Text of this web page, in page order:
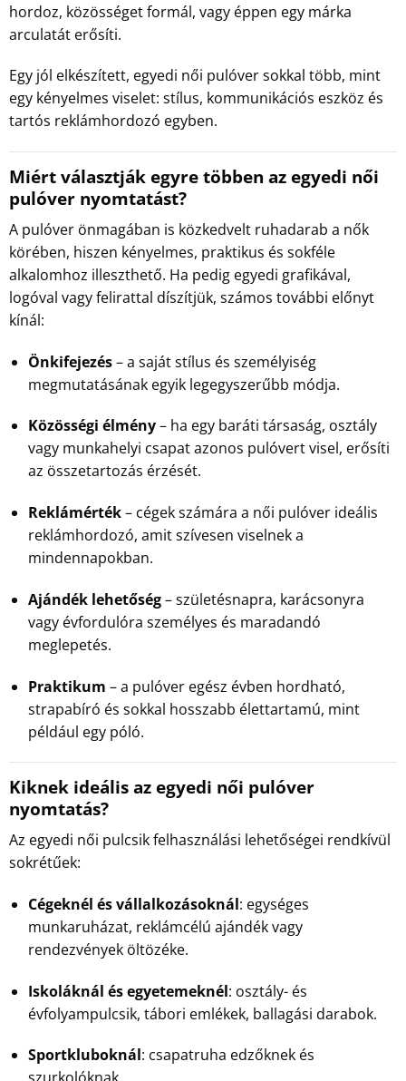
hordoz, közösséget formál, vagy éppen egy márka
arculatát erősíti.
Egy jól elkészített, egyedi női pulóver sokkal több, mint
egy kényelmes viselet: stílus, kommunikációs eszköz és
tartós reklámhordozó egyben.
Miért választják egyre többen az egyedi női
pulóver nyomtatást?
A pulóver önmagában is közkedvelt ruhadarab a nők
körében, hiszen kényelmes, praktikus és sokféle
alkalomhoz illeszthető. Ha pedig egyedi grafikával,
logóval vagy felirattal díszítjük, számos további előnyt
kínál:
Önkifejezés– a saját stílus és személyiség
megmutatásának egyik legegyszerűbb módja.
Közösségi élmény– ha egy baráti társaság, osztály
vagy munkahelyi csapat azonos pulóvert visel, erősíti
az összetartozás érzését.
Reklámérték– cégek számára a női pulóver ideális
reklámhordozó, amit szívesen viselnek a
mindennapokban.
Ajándék lehetőség– születésnapra, karácsonyra
vagy évfordulóra személyes és maradandó
meglepetés.
Praktikum – a pulóver egész évben hordható,
strapabíró és sokkal hosszabb élettartamú, mint
például egy póló.
Kiknek ideális az egyedi női pulóver
nyomtatás?
Az egyedi női pulcsik felhasználási lehetőségei rendkívül
sokrétűek:
Cégeknél és vállalkozásoknál: egységes
munkaruházat, reklámcélú ajándék vagy
rendezvények öltözéke.
Iskoláknál és egyetemeknél: osztály- és
évfolyampulcsik, tábori emlékek, ballagási darabok.
Sportkluboknál: csapatruha edzőknek és